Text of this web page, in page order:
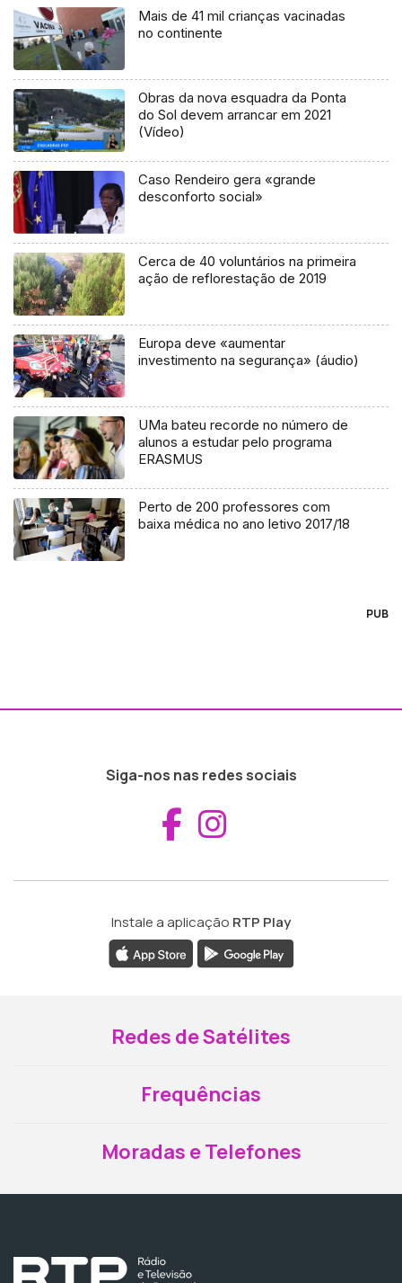
Mais de 41 mil crianças vacinadas
no continente
Obras da nova esquadra da Ponta
do Sol devem arrancar em 2021
(Vídeo)
Caso Rendeiro gera «grande
desconforto social»
Cerca de 40 voluntários na primeira
ação de reflorestação de 2019
Europa deve «aumentar
investimento na segurança» (áudio)
UMa bateu recorde no número de
alunos a estudar pelo programa
ERASMUS
Perto de 200 professores com
baixa médica no ano letivo 2017/18
PUB
Siga-nos nas redes sociais
Aceder ao
Instale a aplicação RTP Play
Redes de Satélites
Frequências
Moradas e Telefones